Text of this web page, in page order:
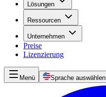
Lösungen
Ressourcen
Unternehmen
Preise
Lizenzierung
Menü Sprache auswählen